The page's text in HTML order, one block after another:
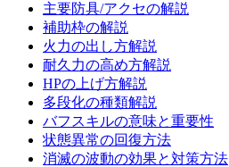
主要防具/アクセの解説
補助枠の解説
火力の出し方解説
耐久力の高め方解説
HPの上げ方解説
多段化の種類解説
バフスキルの意味と重要性
状態異常の回復方法
消滅の波動の効果と対策方法